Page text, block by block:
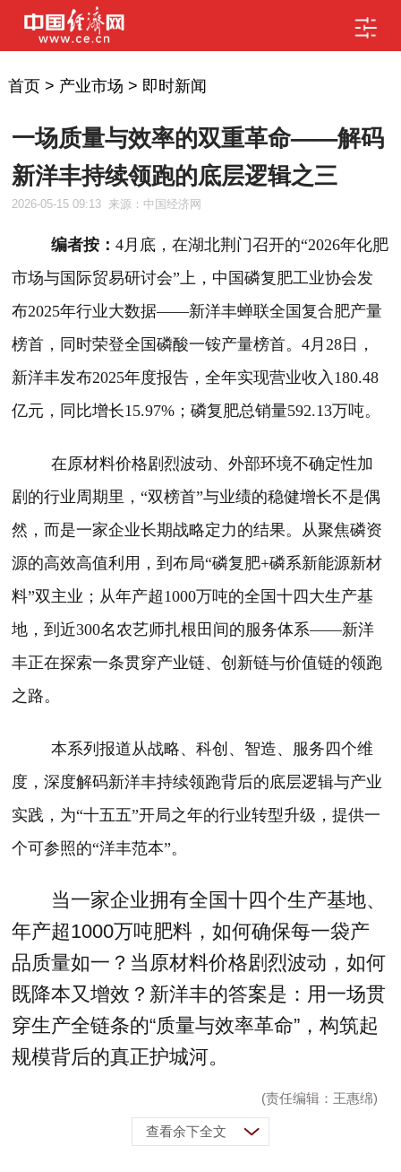
首页> 产业市场 > 即时新闻
一场质量与效率的双重革命——解码
新洋丰持续领跑的底层逻辑之三
2026-05-15 09:13 来源：中国经济网
编者按： 4月底，在湖北荆门召开的“2026年化肥
市场与国际贸易研讨会”上，中国磷复肥工业协会发
布2025年行业大数据——新洋丰蝉联全国复合肥产量
榜首，同时荣登全国磷酸一铵产量榜首。4月28日，
新洋丰发布2025年度报告，全年实现营业收入180.48
亿元，同比增长15.97%；磷复肥总销量592.13万吨。
在原材料价格剧烈波动、外部环境不确定性加
剧的行业周期里，“双榜首”与业绩的稳健增长不是偶
然，而是一家企业长期战略定力的结果。从聚焦磷资
源的高效高值利用，到布局“磷复肥+磷系新能源新材
料”双主业；从年产超1000万吨的全国十四大生产基
地，到近300名农艺师扎根田间的服务体系——新洋
丰正在探索一条贯穿产业链、创新链与价值链的领跑
之路。
本系列报道从战略、科创、智造、服务四个维
度，深度解码新洋丰持续领跑背后的底层逻辑与产业
实践，为“十五五”开局之年的行业转型升级，提供一
个可参照的“洋丰范本”。
当一家企业拥有全国十四个生产基地、
年产超1000万吨肥料，如何确保每一袋产
品质量如一？当原材料价格剧烈波动，如何
既降本又增效？新洋丰的答案是：用一场贯
穿生产全链条的“质量与效率革命”，构筑起
规模背后的真正护城河。
(责任编辑：王惠绵)
查看余下全文